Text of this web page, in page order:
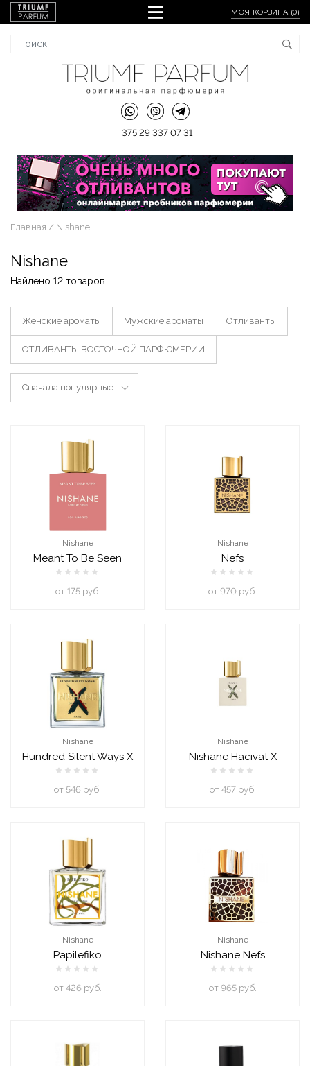
МОЯ КОРЗИНА (0)
+375 29 337 07 31
Главная Nishane
Nishane
Найдено 12 товаров
Женские ароматы Мужские ароматы Отливанты
ОТЛИВАНТЫ ВОСТОЧНОЙ ПАРФЮМЕРИИ
Сначала популярные
Nishane
Meant To Be Seen
oт 175 руб.
Nishane
Nefs
oт 970 руб.
Nishane
Hundred Silent Ways X
oт 546 руб.
Nishane
Nishane Hacivat X
oт 457 руб.
Nishane
Papilefiko
oт 426 руб.
Nishane
Nishane Nefs
oт 965 руб.